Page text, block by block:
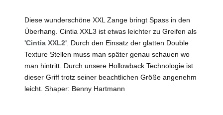
Diese wunderschöne XXL Zange bringt Spass in den
Überhang. Cintia XXL3 ist etwas leichter zu Greifen als
'Cintia XXL2'. Durch den Einsatz der glatten Double
Texture Stellen muss man später genau schauen wo
man hintritt. Durch unsere Hollowback Technologie ist
dieser Griff trotz seiner beachtlichen Größe angenehm
leicht. Shaper: Benny Hartmann